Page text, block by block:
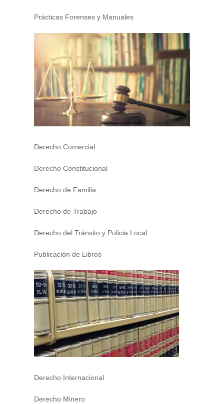
Prácticas Forenses y Manuales
Derecho Comercial
Derecho Constitucional
Derecho de Familia
Derecho de Trabajo
Derecho del Tránsito y Policia Local
Publicación de Libros
Derecho Internacional
Derecho Minero